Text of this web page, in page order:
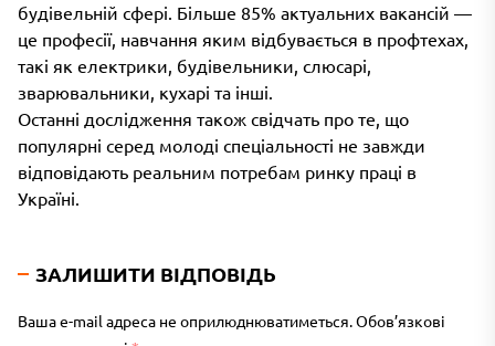
будівельній сфері. Більше 85% актуальних вакансій —
це професії, навчання яким відбувається в профтехах,
такі як електрики, будівельники, слюсарі,
зварювальники, кухарі та інші.
Останні дослідження також свідчать про те, що
популярні серед молоді спеціальності не завжди
відповідають реальним потребам ринку праці в
Україні.
ЗАЛИШИТИ ВІДПОВІДЬ
Ваша e-mail адреса не оприлюднюватиметься.Обов’язкові